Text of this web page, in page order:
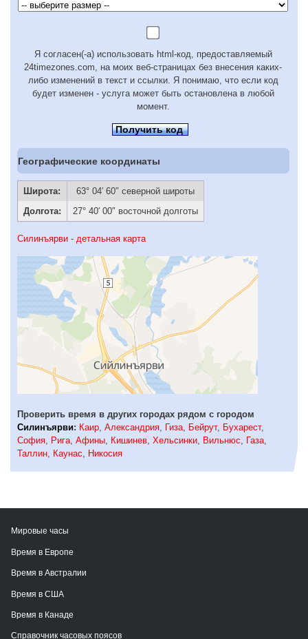
Я согласен(-а) использовать html-код, предоставляемый
24timezones.com, на моих веб-страницах без внесения каких-
либо изменений в текст и ссылки. Я понимаю, что если код
будет изменен - услуга может быть остановлена в любой
момент.
Получить код
Географические координаты
Широта:
63° 04′ 60″ северной широты
Долгота:
27° 40′ 00″ восточной долготы
Силинъярви - детальная карта
Проверить время в других городах рядом с городом
Силинъярви: Каир Александрия Гиза Бейрут, Бухарест,
София
Рига Афины Кишинев Хельсинки Вильнюс Газа
Таллин
Каунас Никосия
Мировые часы
Время в Европе
Время в Австралии
Время в США
Время в Канаде
Справочник часовых поясов